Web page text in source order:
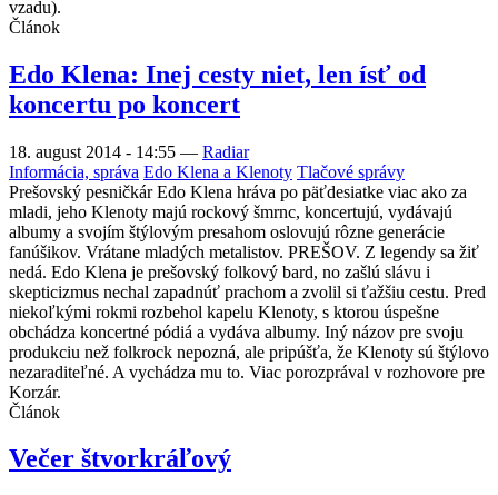
vzadu).
Článok
Edo Klena: Inej cesty niet, len ísť od
koncertu po koncert
18. august 2014 - 14:55 — Radiar
Informácia, správa Edo Klena a Klenoty Tlačové správy
Prešovský pesničkár Edo Klena hráva po päťdesiatke viac ako za
mladi, jeho Klenoty majú rockový šmrnc, koncertujú, vydávajú
albumy a svojím štýlovým presahom oslovujú rôzne generácie
fanúšikov. Vrátane mladých metalistov. PREŠOV. Z legendy sa žiť
nedá. Edo Klena je prešovský folkový bard, no zašlú slávu i
skepticizmus nechal zapadnúť prachom a zvolil si ťažšiu cestu. Pred
niekoľkými rokmi rozbehol kapelu Klenoty, s ktorou úspešne
obchádza koncertné pódiá a vydáva albumy. Iný názov pre svoju
produkciu než folkrock nepozná, ale pripúšťa, že Klenoty sú štýlovo
nezaraditeľné. A vychádza mu to. Viac porozprával v rozhovore pre
Korzár.
Článok
Večer štvorkráľový